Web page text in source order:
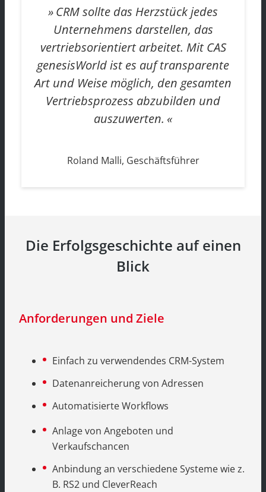
CRM sollte das Herzstück jedes
Unternehmens darstellen, das
vertriebsorientiert arbeitet. Mit CAS
genesisWorld ist es auf transparente
Art und Weise möglich, den gesamten
Vertriebsprozess abzubilden und
auszuwerten.
Roland Malli, Geschäftsführer
Die Erfolgsgeschichte auf einen
Blick
Anforderungen und Ziele
Einfach zu verwendendes CRM-System
Datenanreicherung von Adressen
Automatisierte Workflows
Anlage von Angeboten und
Verkaufschancen
Anbindung an verschiedene Systeme wie z.
B. RS2 und CleverReach